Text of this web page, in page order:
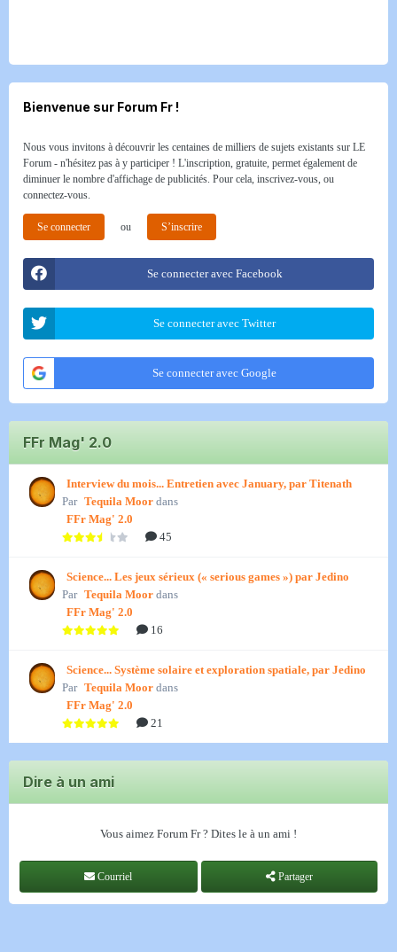
Bienvenue sur Forum Fr !
Nous vous invitons à découvrir les centaines de milliers de sujets existants sur LE
Forum - n'hésitez pas à y participer ! L'inscription, gratuite, permet également de
diminuer le nombre d'affichage de publicités. Pour cela, inscrivez-vous, ou
connectez-vous.
Se connecter ou S’inscrire
Se connecter avec Facebook
Se connecter avec Twitter
Se connecter avec Google
FFr Mag' 2.0
Interview du mois... Entretien avec January, par Titenath
Par Tequila Moor dans
FFr Mag' 2.0
45
Science... Les jeux sérieux (« serious games ») par Jedino
Par Tequila Moor dans
FFr Mag' 2.0
16
Science... Système solaire et exploration spatiale, par Jedino
Par Tequila Moor dans
FFr Mag' 2.0
21
Dire à un ami
Vous aimez Forum Fr ? Dites le à un ami !
Courriel Partager